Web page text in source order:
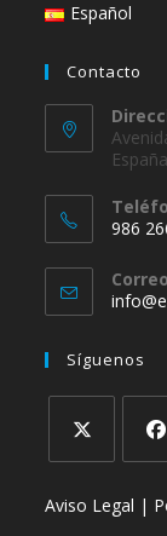
Español
Contacto
986
abre
en
Síguenos
abre
abre
Aviso Legal |